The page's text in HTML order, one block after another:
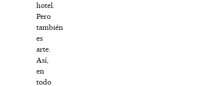
hotel.
Pero
también
es
arte.
Así,
en
todo